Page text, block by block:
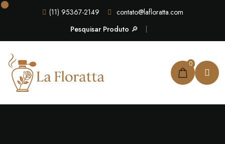
(11) 95367-2149
contato@lafloratta.com
Pesquisar Produto 🔎
0